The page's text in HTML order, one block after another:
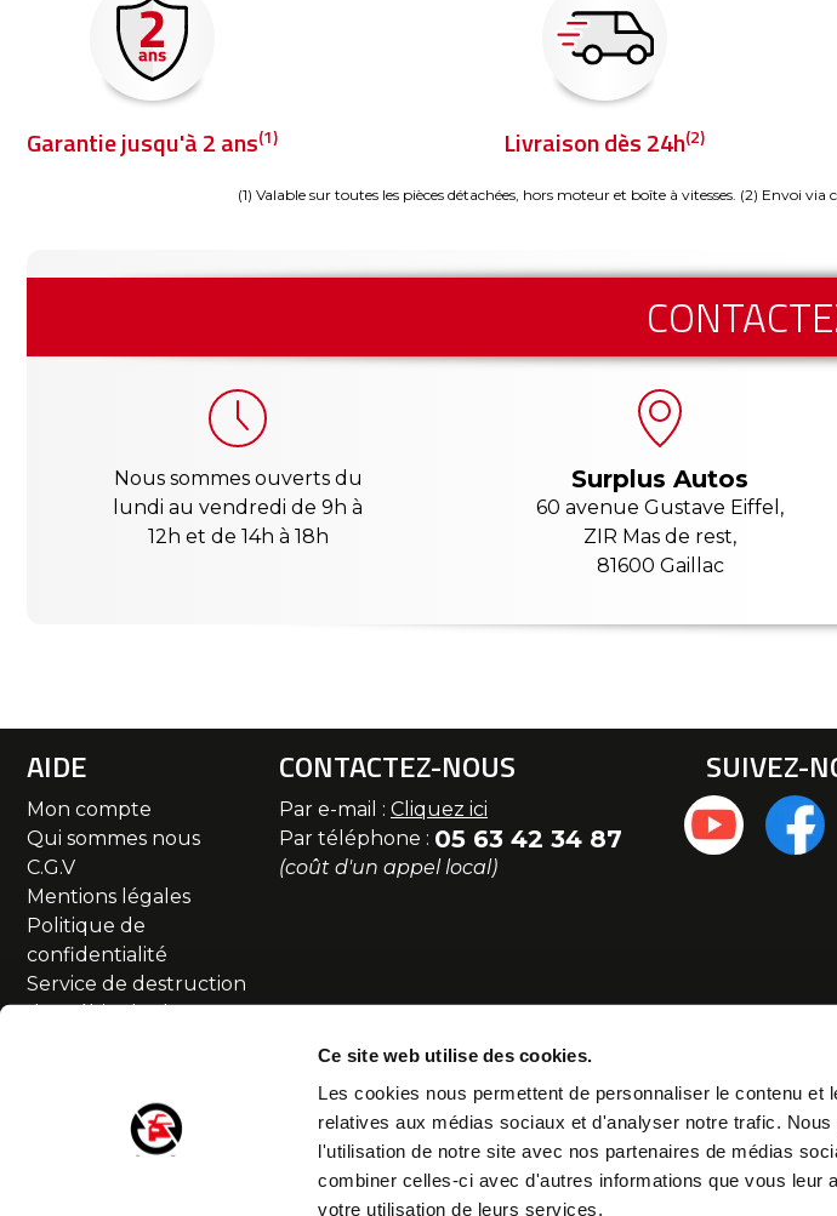
Ce site web utilise des cookies.
Les cookies nous permettent de personnaliser le contenu et
relatives aux médias sociaux et d'analyser notre trafic.
l'utilisation de notre site avec nos partenaires de médias
combiner celles-ci avec d'autres informations que vous leur
votre utilisation de leurs services.
Garantie jusqu'à 2 ans(1) Livraison dès 24h(2)
(1) Valable sur toutes les pièces détachées, hors moteur et boîte à vitesses. (2) Envoi via
Nous sommes ouverts du
lundi au vendredi de 9h à
12h et de 14h à 18h
Surplus Autos
60 avenue Gustave Eiffel,
ZIR Mas de rest,
81600 Gaillac
AIDE
Mon compte
Qui sommes nous
C.G.V
Mentions légales
Politique de
confidentialité
Service de destruction
des véhicules hors
SAV et Retour
Partenaires
Accessibilité numérique
CONTACTEZ-NOUS
Par e-mail : Cliquez ici
Par téléphone : 05 63 42 34 87
(coût d'un appel local)
SUIVEZ-